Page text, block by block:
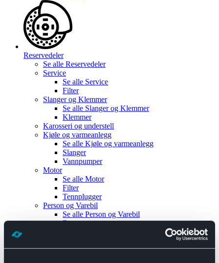
Reservedeler
Se alle Reservedeler
Service
Se alle Service
Filter
Slanger og Klemmer
Se alle Slanger og Klemmer
Klemmer
Karosseri og understell
Kjøle og varmeanlegg
Se alle Kjøle og varmeanlegg
Slanger
Vannpumper
Motor
Se alle Motor
Filter
Tennplugger
Person og Varebil
Se alle Person og Varebil
Brems
Motor og drivverk